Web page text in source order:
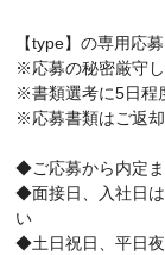
【type】の専用応
※応募の秘密厳守
※書類選考に5日程
※応募書類はご返
◆ご応募から内定
◆面接日、入社日は
い
◆土日祝日、平日